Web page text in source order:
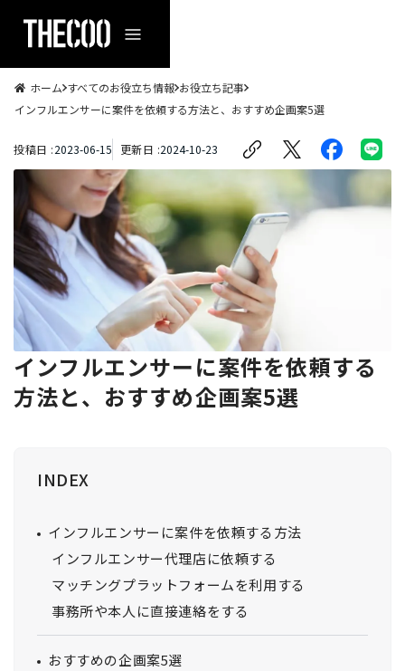
インフルエンサーマーケティングに期待する効果や目的
と、提供サービスはマッチしているか
インフルエンサーマーケティングの知識やノウハウが社内
ホーム すべてのお役立ち情報 お役立ち記事
インフルエンサーに案件を依頼する方法と、おすすめ企画案5選
投稿日 :2023-06-15 更新日 :2024-10-23
インフルエンサーに案件を依頼する
方法と、おすすめ企画案5選
INDEX
インフルエンサーに案件を依頼する方法
インフルエンサー代理店に依頼する
マッチングプラットフォームを利用する
事務所や本人に直接連絡をする
おすすめの企画案5選